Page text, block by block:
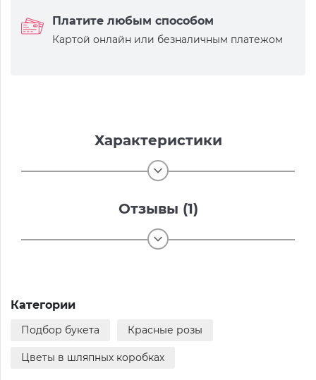
Платите любым способом
Картой онлайн или безналичным платежом
Характеристики
Отзывы (1)
Категории
Подбор букета Красные розы
Цветы в шляпных коробках